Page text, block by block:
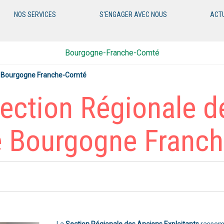
NOS SERVICES S'ENGAGER AVEC NOUS
Bourgogne-Franche-Comté
Franche-Comté
Régionale